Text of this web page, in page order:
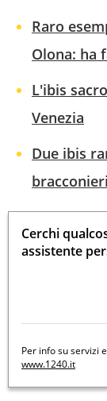
Raro
Olona: ha
L'ibis
Venezia
Due ibis
Cerchi
assistente
Per info su servizi
www.1240.it